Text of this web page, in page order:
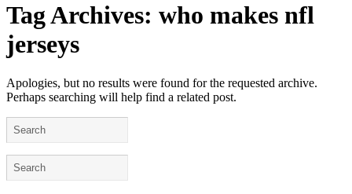
Tag Archives: who makes nfl
jerseys
Apologies, but no results were found for the requested archive.
Perhaps searching will help find a related post.